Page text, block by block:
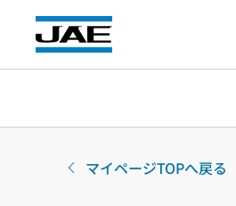
マイページTOPへ戻る